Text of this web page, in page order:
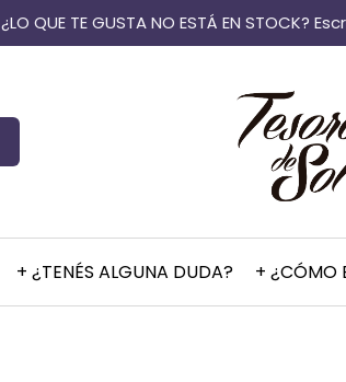
¿LO QUE TE GUSTA NO ESTÁ EN STOCK?
+ ¿TENÉS ALGUNA DUDA? + ¿CÓMO